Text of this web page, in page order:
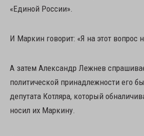
«Единой России».
И Маркин говорит: «Я на этот вопрос
А затем Александр Лежнев
политической принадлежности его
депутата Котляра, который
носил их Маркину.